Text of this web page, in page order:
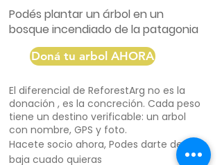
Podés plantar un árbol en un
bosque incendiado de la patagonia
Doná tu arbol AHORA
El diferencial de ReforestArg no es la
donación , es la concreción. Cada peso
tiene un destino verificable: un arbol
con nombre, GPS y foto.
Hacete socio ahora, Podes darte de
baja cuado quieras